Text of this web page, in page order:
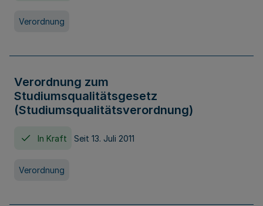
Verordnung
Verordnung zum
Studiumsqualitätsgesetz
(Studiumsqualitätsverordnung)
In Kraft Seit 13. Juli 2011
Verordnung